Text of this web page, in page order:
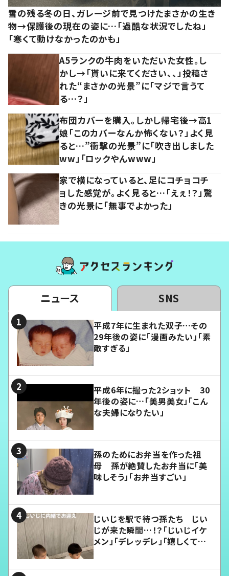
雪の残る冬の日、ガレージ前で見つけたまさかの生き
物→保護後の現在の姿に…「過酷な状況でしたね」
「寒くて動けなかったのかも」
A5ランクの牛肉をいただいた女性。し
かし→「貰いに来てください、、」投稿さ
れた“まさかの光景”に「マジで言うて
る…？」
布団カバーを購入。しかし帰宅後→高1
娘「このカバーなんか怖くない？」よく見
ると…”衝撃の光景”に「吹き出しました
ww」「ロックやんwww」
家で横になっていると、足にコチョコチ
ョした感覚が。よく見ると…「えぇ！？」驚
きの光景に「無事でよかった」
ニュース SNS
平成7年に生まれた双子…その
29年後の姿に「漫画みたい」「素
敵すぎる」
平成6年に撮った2ショット 30
年後の姿に…「美男美女」「こん
な夫婦になりたい」
孫のためにお弁当を作った祖
母 孫が絶賛したお弁当に「美
味しそう」「お弁当すごい」
じいじを駅で待つ孫たち じい
じが来た瞬間…！？「じいじイケ
メン」「デレッデレ」「嬉しくて可